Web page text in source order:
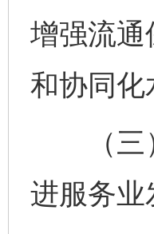
增强流通
和协同化
（三）
进服务业